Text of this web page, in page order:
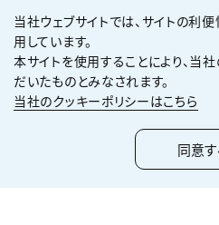
株主・投資家情報
取引先の皆様へ
当社ウェブサイトでは、サイトの利
用しています。
本サイトを使用することにより、当
だいたものとみなされます。
当社のクッキーポリシーはこちら
同意す